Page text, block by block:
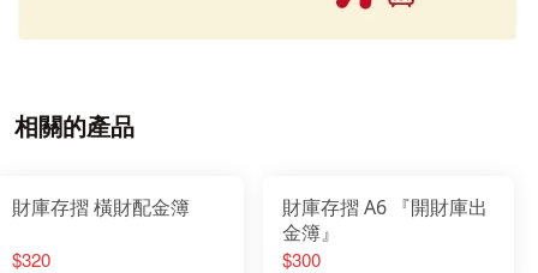
相關的產品
財庫存摺 橫財配金簿
$320
財庫存摺 A6 『開財庫出
金簿』
$300